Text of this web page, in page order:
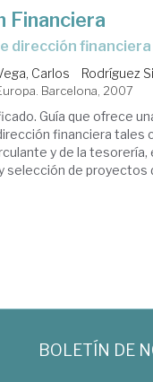
Financiera
dirección financiera
Carlos Rodríguez
Barcelona, 2007
Guía que ofrece
financiera tales
y de la tesorería,
selección de proyectos
BOLETÍN DE